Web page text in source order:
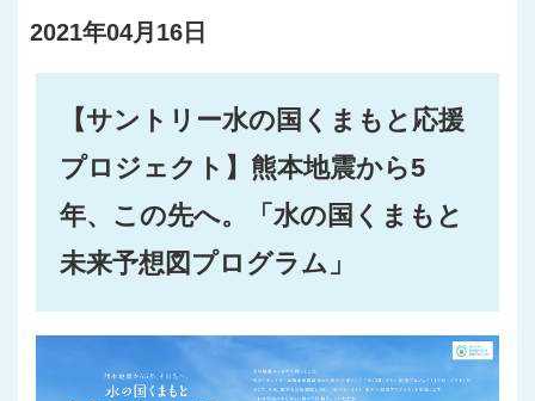
2021年04月16日
【サントリー水の国くまもと応援
プロジェクト】熊本地震から5
年、この先へ。「水の国くまもと
未来予想図プログラム」